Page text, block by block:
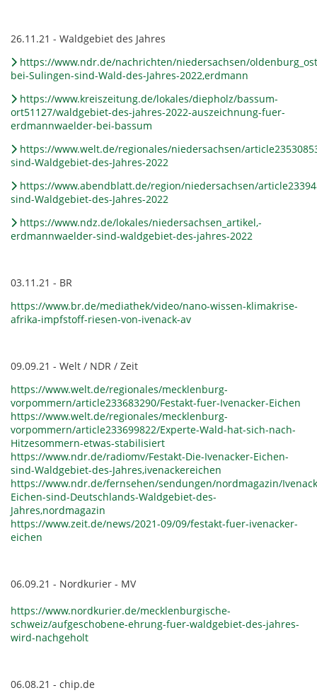
26.11.21 - Waldgebiet des Jahres
https://www.ndr.de/nachrichten/niedersachsen/
bei-Sulingen-sind-Wald-des-Jahres-2022,erdmann
https://www.kreiszeitung.de/lokales/diepholz/bassum-
ort51127/waldgebiet-des-jahres-2022-auszeichnung-fuer-
erdmannwaelder-bei-bassum
https://www.welt.de/regionales/niedersachsen/
sind-Waldgebiet-des-Jahres-2022
https://www.abendblatt.de/region/niedersachsen/
sind-Waldgebiet-des-Jahres-2022
https://www.ndz.de/lokales/niedersachsen_artikel,-
erdmannwaelder-sind-waldgebiet-des-jahres-2022
03.11.21 - BR
https://www.br.de/mediathek/video/nano-wissen-klimakrise-
afrika-impfstoff-riesen-von-ivenack-av
09.09.21 - Welt / NDR / Zeit
https://www.welt.de/regionales/mecklenburg-
vorpommern/article233683290/Festakt-fuer-Ivenacker-Eichen
https://www.welt.de/regionales/mecklenburg-
vorpommern/article233699822/Experte-Wald-hat-sich-nach-
Hitzesommern-etwas-stabilisiert
https://www.ndr.de/radiomv/Festakt-Die-Ivenacker-Eichen-
sind-Waldgebiet-des-Jahres,ivenackereichen
https://www.ndr.de/fernsehen/sendungen/nordmagazin/
Eichen-sind-Deutschlands-Waldgebiet-des-
Jahres,nordmagazin
https://www.zeit.de/news/2021-09/09/festakt-fuer-ivenacker-
eichen
06.09.21 - Nordkurier - MV
https://www.nordkurier.de/mecklenburgische-
schweiz/aufgeschobene-ehrung-fuer-waldgebiet-des-jahres-
wird-nachgeholt
06.08.21 - chip.de